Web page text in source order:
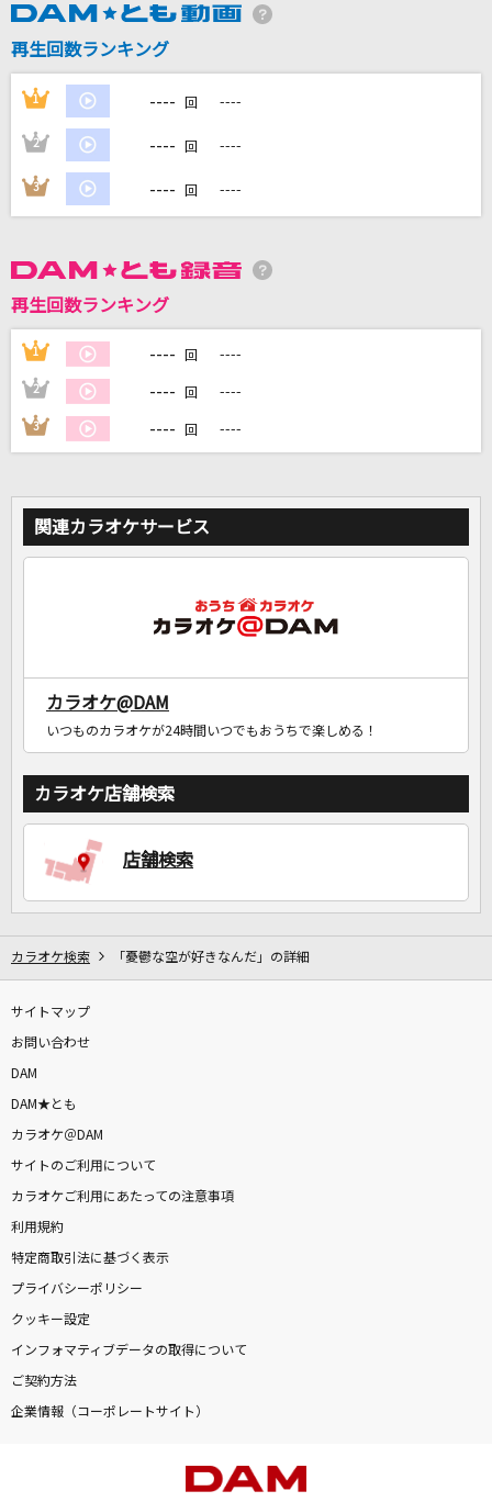
カラオケをもっと楽しもう！
再生回数ランキング
1 ---- 回 ----
2 ---- 回 ----
3 ---- 回 ----
再生回数ランキング
1 ---- 回 ----
2 ---- 回 ----
3 ---- 回 ----
関連カラオケサービス
カラオケ@DAM
いつものカラオケが24時間いつでもおうちで楽しめる！
カラオケ店舗検索
店舗検索
カラオケ検索 「憂鬱な空が好きなんだ」の詳細
サイトマップ
お問い合わせ
DAM
DAM★とも
カラオケ＠DAM
サイトのご利用について
カラオケご利用にあたっての注意事項
利用規約
特定商取引法に基づく表示
プライバシーポリシー
クッキー設定
インフォマティブデータの取得について
ご契約方法
企業情報（コーポレートサイト）